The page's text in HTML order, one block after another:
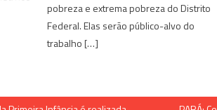
pobreza e extrema pobreza do Distrito
Federal. Elas serão público-alvo do
trabalho […]